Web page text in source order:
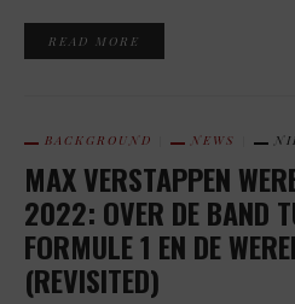
READ MORE
BACKGROUND NEWS
MAX VERSTAPPEN
2022: OVER DE BAND
FORMULE 1 EN DE
(REVISITED)